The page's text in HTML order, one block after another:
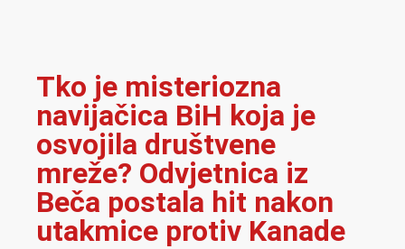
Tko je misteriozna
navijačica BiH koja je
osvojila društvene
mreže? Odvjetnica iz
Beča postala hit nakon
utakmice protiv Kanade